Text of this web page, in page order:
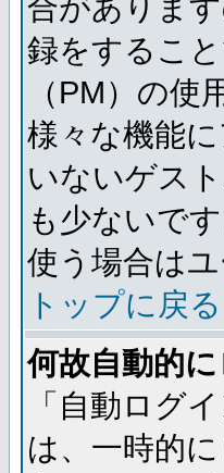
合がありま
録をするこ
（PM）の
様々な機能
いないゲス
も少ないで
使う場合は
トップに戻る
何故自動的
「自動ログ
は、一時的